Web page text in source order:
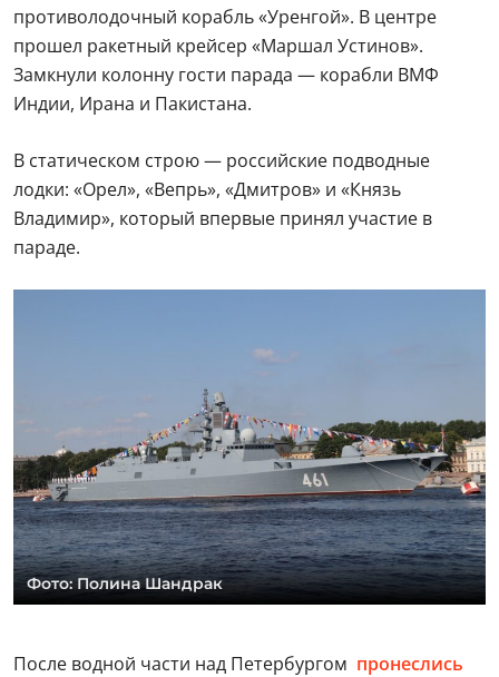
противолодочный корабль «Уренгой». В центре
прошел ракетный крейсер «Маршал Устинов».
Замкнули колонну гости парада — корабли ВМФ
Индии, Ирана и Пакистана.
В статическом строю — российские подводные
лодки: «Орел», «Вепрь», «Дмитров» и «Князь
Владимир», который впервые принял участие в
параде.
Фото: Полина Шандрак
После водной части над Петербургом пронеслись